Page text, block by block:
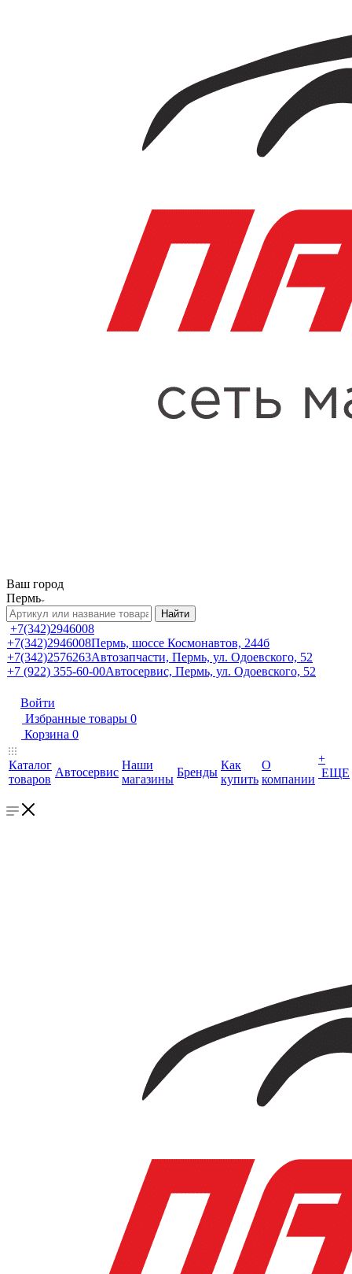
Ваш город
Пермь
Найти
+7(342)2946008
+7(342)2946008Пермь, шоссе Космонавтов, 244б
+7(342)2576263Автозапчасти, Пермь, ул. Одоевского, 52
+7 (922) 355-60-00Автосервис, Пермь, ул. Одоевского, 52
Войти
Избранные товары 0
Корзина 0
Каталог
товаров
Автосервис
Наши
магазины
Бренды
Как
купить
О
компании
+
ЕЩЕ